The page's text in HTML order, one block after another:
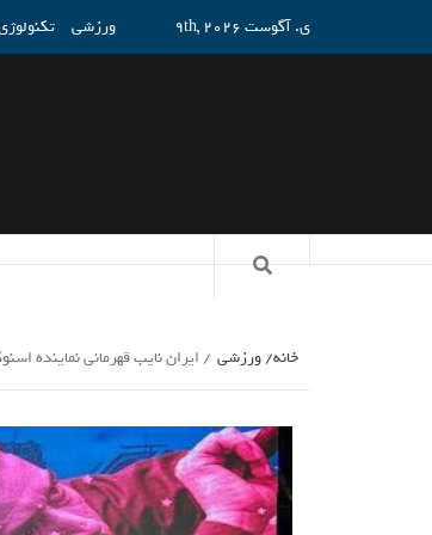
ی. آگوست 9th, 2026 ورزشی
خانه ورزشی ایران نایب قهرمانی نماینده